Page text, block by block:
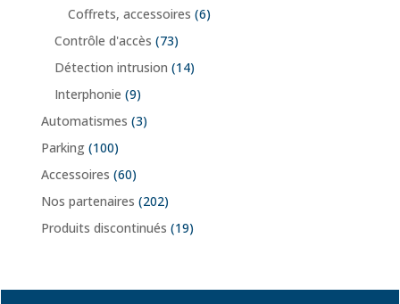
Coffrets, accessoires (6)
Contrôle d'accès (73)
Détection intrusion (14)
Interphonie (9)
Automatismes (3)
Parking (100)
Accessoires (60)
Nos partenaires (202)
Produits discontinués (19)